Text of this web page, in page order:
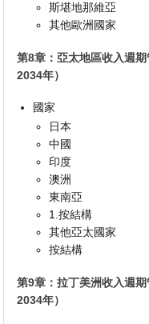
斯堪地那維亞
其他歐洲國家
第8章：亞太地區收入週
2034年）
國家
日本
中國
印度
澳洲
東南亞
1.按結構
其他亞太國家
按結構
第9章：拉丁美洲收入週
2034年）